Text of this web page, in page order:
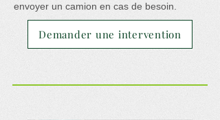
envoyer un camion en cas de besoin.
Demander une intervention